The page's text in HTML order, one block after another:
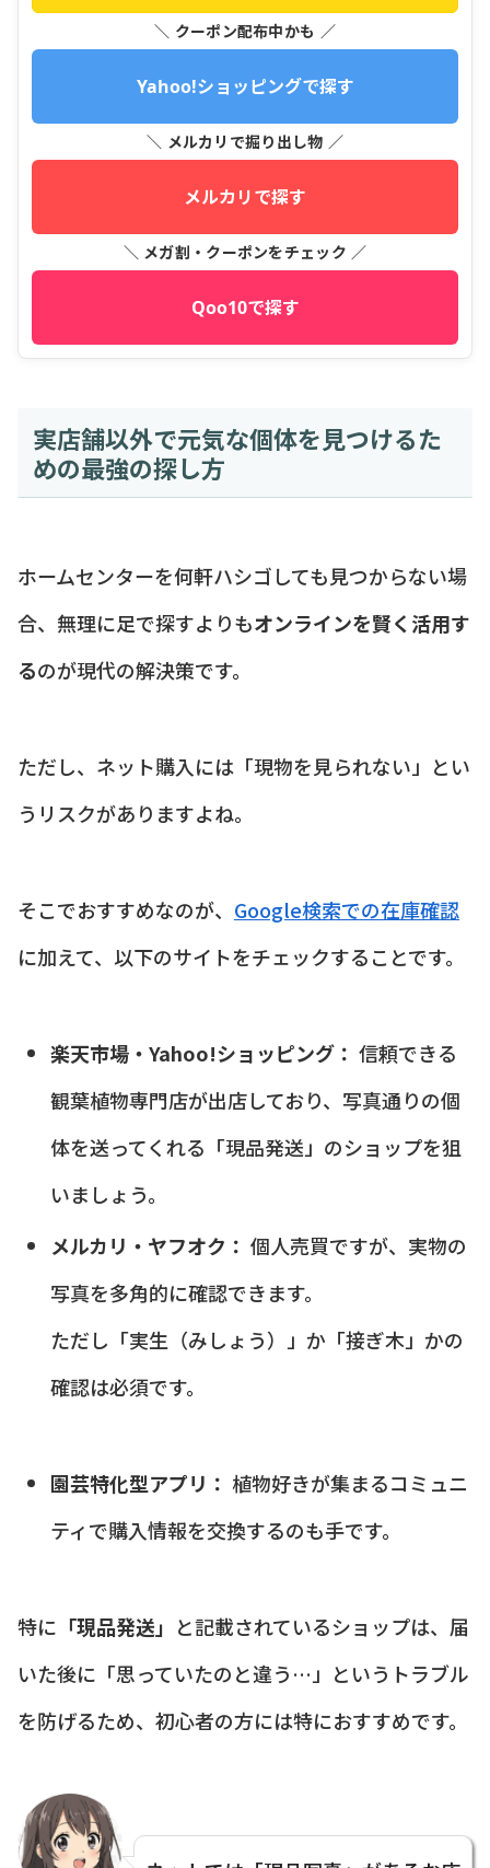
＼ クーポン配布中かも ／
Yahoo!ショッピングで探す
＼ メルカリで掘り出し物 ／
メルカリで探す
＼ メガ割・クーポンをチェック ／
Qoo10で探す
実店舗以外で元気な個体を見つけるた
めの最強の探し方
ホームセンターを何軒ハシゴしても見つからない場
合、無理に足で探すよりもオンラインを賢く活用す
るのが現代の解決策です。
ただし、ネット購入には「現物を見られない」とい
うリスクがありますよね。
そこでおすすめなのが、 Google検索での在庫確認
に加えて、以下のサイトをチェックすることです。
楽天市場・Yahoo!ショッピング： 信頼できる
観葉植物専門店が出店しており、写真通りの個
体を送ってくれる「現品発送」のショップを狙
いましょう。
メルカリ・ヤフオク： 個人売買ですが、実物の
写真を多角的に確認できます。
ただし「実生（みしょう）」か「接ぎ木」かの
確認は必須です。
園芸特化型アプリ： 植物好きが集まるコミュニ
ティで購入情報を交換するのも手です。
特に 「現品発送」 と記載されているショップは、届
いた後に「思っていたのと違う…」というトラブル
を防げるため、初心者の方には特におすすめです。